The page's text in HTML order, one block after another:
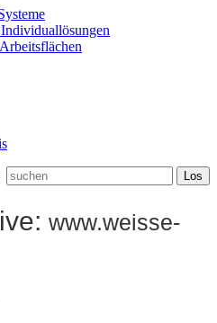
www.weisse-